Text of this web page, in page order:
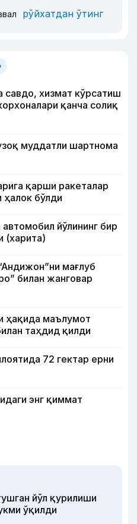
рўйхатдан ўтинг
савдо, хизмат кўрсатиш
қанча солиқ
муддатли шартнома
қарши ракеталар
бўлди
йўлининг бир
(харита)
мағлуб
билан жанговар
ҳақида маълумот
таҳдид қилди
72 гектар ерни
энг қиммат
йўл қурилиши
ўқилди